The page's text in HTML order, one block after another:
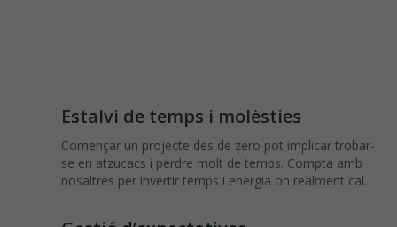
Estalvi de temps i molèsties
Començar un projecte des de zero pot implicar trobar-
se en atzucacs i perdre molt de temps. Compta amb
nosaltres per invertir temps i energia on realment cal.